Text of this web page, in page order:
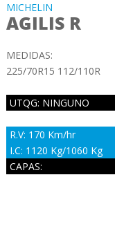
MICHELIN
AGILIS R
MEDIDAS:
225/70R15 112/110R
UTQG: NINGUNO
R.V: 170 Km/hr
I.C: 1120 Kg/1060 Kg
CAPAS: